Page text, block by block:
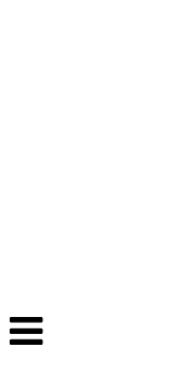
Veksle
navigasjon